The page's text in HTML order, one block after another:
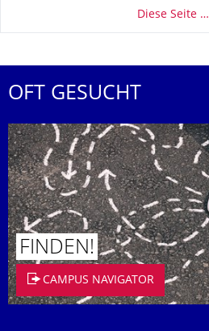
Diese Seite …
OFT GESUCHT
FINDEN!
CAMPUS NAVIGATOR